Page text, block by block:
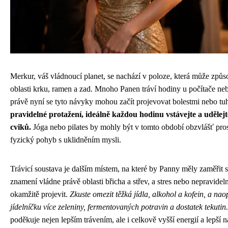
Merkur, váš vládnoucí planet, se nachází v poloze, která může
oblasti krku, ramen a zad. Mnoho Panen tráví hodiny u počítače
právě nyní se tyto návyky mohou začít projevovat bolestmi nebo
pravidelné protažení, ideálně každou hodinu vstávejte a
cviků. Jóga nebo pilates by mohly být v tomto období obzvlášť
fyzický pohyb s uklidněním mysli.
Trávicí soustava je dalším místem, na které by Panny měly zaměřit
znamení vládne právě oblasti břicha a střev, a stres nebo
okamžitě projevit. Zkuste omezit těžká jídla, alkohol a kofein, a
jídelníčku více zeleniny, fermentovaných potravin a dostatek tekutin.
poděkuje nejen lepším trávením, ale i celkově vyšší energií a lepší